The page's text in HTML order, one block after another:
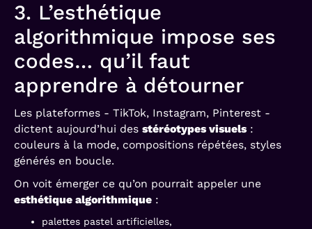
3. L’esthétique
algorithmique impose ses
codes… qu’il faut
apprendre à détourner
Les plateformes - TikTok, Instagram, Pinterest -
dictent aujourd’hui des stéréotypes visuels:
couleurs à la mode, compositions répétées, styles
générés en boucle.
On voit émerger ce qu’on pourrait appeler une
esthétique algorithmique:
palettes pastel artificielles,